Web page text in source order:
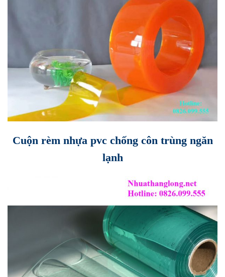
Cuộn rèm nhựa pvc chống côn trùng ngăn
lạnh